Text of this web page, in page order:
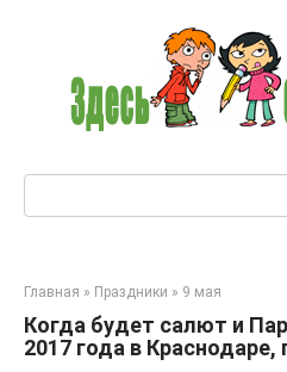
Поиск:
Главная » Праздники » 9 мая
Когда будет салют и
2017 года в